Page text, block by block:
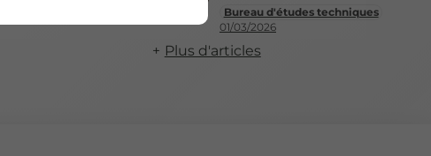
Bureau d'études techniques
01/03/2026
Plus d'articles